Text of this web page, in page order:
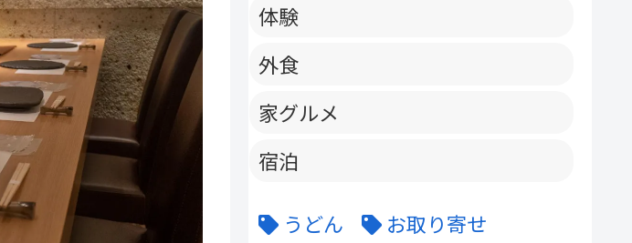
体験
外食
家グルメ
宿泊
うどん
お取り寄せ